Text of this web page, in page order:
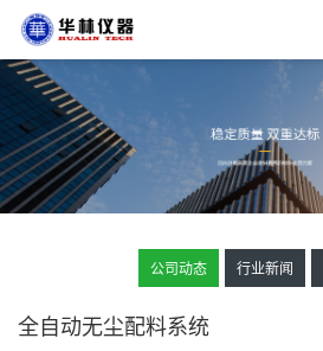
公司动态 行业新闻
全自动无尘配料系统